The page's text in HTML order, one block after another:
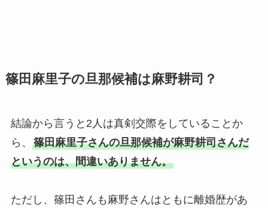
篠田麻里子の旦那候補は麻野耕司？
結論から言うと2人は真剣交際をしていることか
ら、 篠田麻里子さんの旦那候補が麻野耕司さんだ
というのは、間違いありません。
ただし、篠田さんも麻野さんはともに離婚歴があ